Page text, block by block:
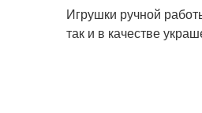
Игрушки ручной
так и в качестве